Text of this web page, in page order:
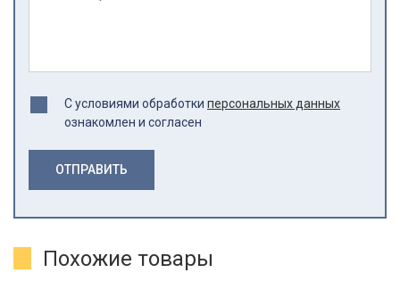
С условиями обработки персональных данных
ознакомлен и согласен
ОТПРАВИТЬ
Похожие товары